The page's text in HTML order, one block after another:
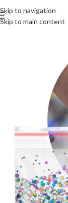
Skip to navigation
Skip to main content